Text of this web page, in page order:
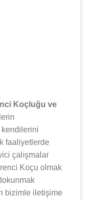
Koçluğu ve
faaliyetlerde
çalışmalar
Koçu olmak
bizimle iletişime